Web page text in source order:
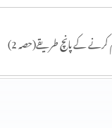
کرنے کے پانچ طریقے(حصہ 2)